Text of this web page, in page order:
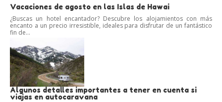
Vacaciones de agosto en las Islas de Hawai
¿Buscas un hotel encantador? Descubre los alojamientos con más
encanto a un precio irresistible, ideales para disfrutar de un fantástico
fin de...
Algunos detalles importantes a tener en cuenta si
viajas en autocaravana